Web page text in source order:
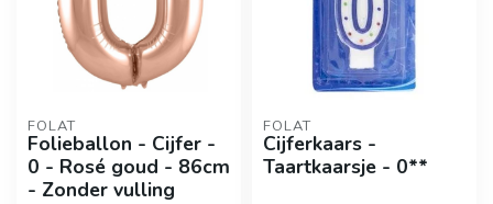
FOLAT
Folieballon - Cijfer -
0 - Rosé goud - 86cm
- Zonder vulling
FOLAT
Cijferkaars -
Taartkaarsje - 0**